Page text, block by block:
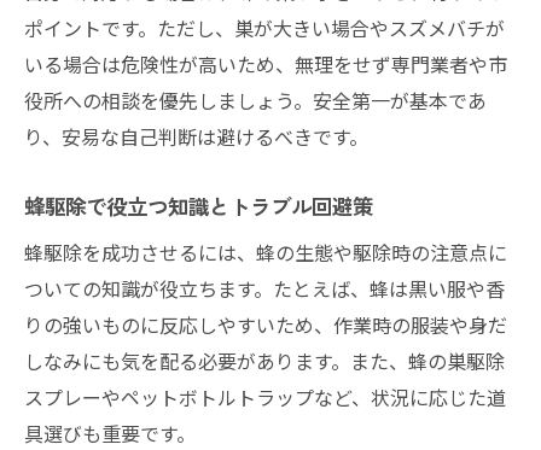
ポイントです。ただし、巣が大きい場合やスズメバチが
いる場合は危険性が高いため、無理をせず専門業者や市
役所への相談を優先しましょう。安全第一が基本であ
り、安易な自己判断は避けるべきです。
蜂駆除で役立つ知識とトラブル回避策
蜂駆除を成功させるには、蜂の生態や駆除時の注意点に
ついての知識が役立ちます。たとえば、蜂は黒い服や香
りの強いものに反応しやすいため、作業時の服装や身だ
しなみにも気を配る必要があります。また、蜂の巣駆除
スプレーやペットボトルトラップなど、状況に応じた道
具選びも重要です。